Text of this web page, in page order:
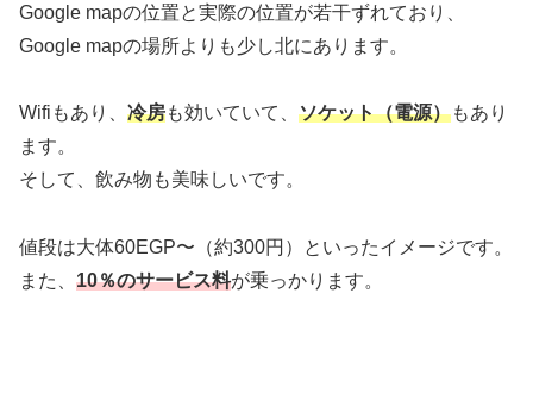
Google mapの位置と実際の位置が若干ずれており、
Google mapの場所よりも少し北にあります。
Wifiもあり、 冷房も効いていて、 ソケット（電源）もあり
ます。
そして、飲み物も美味しいです。
値段は大体60EGP〜（約300円）といったイメージです。
また、 10％のサービス料が乗っかります。